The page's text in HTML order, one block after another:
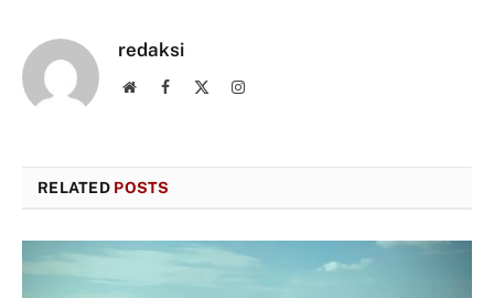
redaksi
WebsiteFacebook Instagram
RELATED POSTS